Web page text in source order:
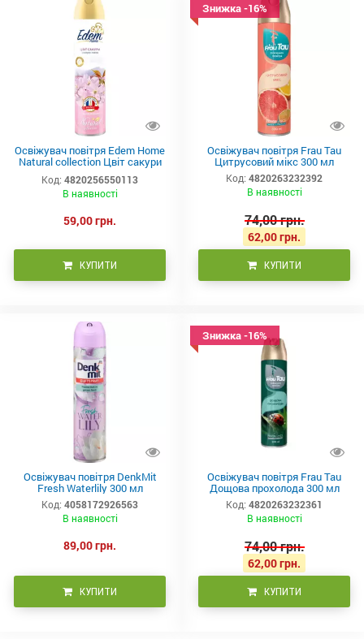
Освіжувач повітря Edem Home
Natural collection Цвіт сакури
Код: 4820256550113
В наявності
59,00 грн.
КУПИТИ
Знижка -16%
Освіжувач повітря Frau Tau
Цитрусовий мікс 300 мл
Код: 4820263232392
В наявності
74,00 грн.
62,00 грн.
КУПИТИ
Освіжувач повітря DenkMit
Fresh Waterlily 300 мл
Код: 4058172926563
В наявності
89,00 грн.
КУПИТИ
Знижка -16%
Освіжувач повітря Frau Tau
Дощова прохолода 300 мл
Код: 4820263232361
В наявності
74,00 грн.
62,00 грн.
КУПИТИ